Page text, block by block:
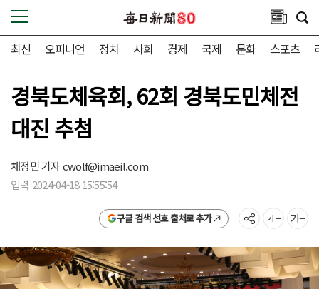
최신 오피니언 정치 사회 경제 국제 문화 스포츠
경북도체육회, 62회 경북도민체전
대진 추첨
채정민 기자cwolf@imaeil.com
입력 2024-04-18 15:55:54
구글 검색 선호 출처로 추가